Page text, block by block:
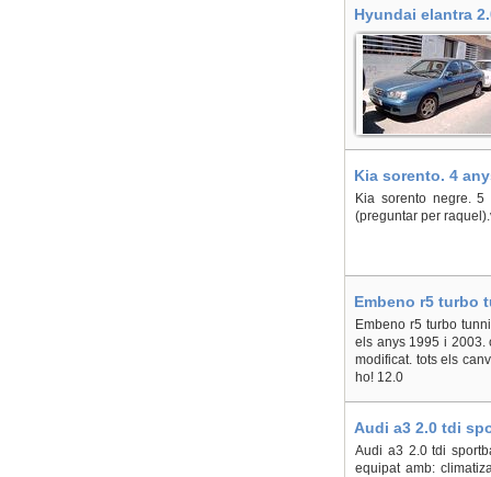
Hyundai elantra
Kia sorento. 4
Kia sorento negre. 5
(preguntar per
Embeno r5 turbo
Embeno r5 turbo
els anys 1995 i 2003.
modificat. tots els
ho! 12.0
Audi a3 2.0 tdi
Audi a3 2.0 tdi
equipat amb: